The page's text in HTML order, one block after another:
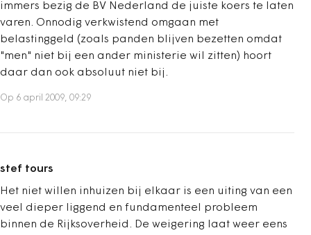
immers bezig de BV Nederland de juiste koers te laten
varen. Onnodig verkwistend omgaan met
belastinggeld (zoals panden blijven bezetten omdat
"men" niet bij een ander ministerie wil zitten) hoort
daar dan ook absoluut niet bij.
Op 6 april 2009, 09:29
stef tours
Het niet willen inhuizen bij elkaar is een uiting van een
veel dieper liggend en fundamenteel probleem
binnen de Rijksoverheid. De weigering laat weer eens